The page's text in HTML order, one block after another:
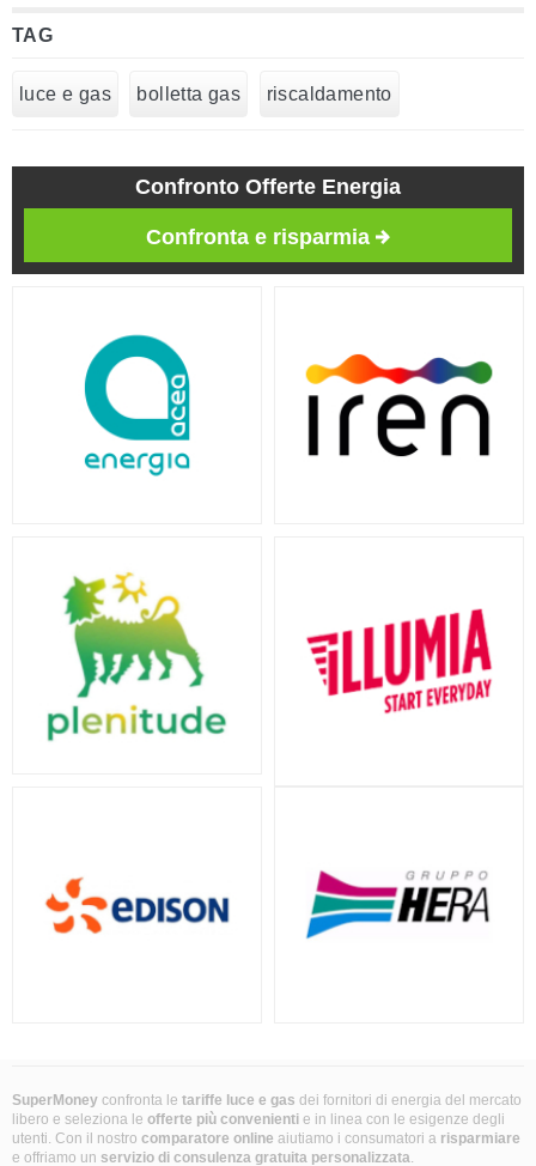
TAG
luce e gas bolletta gas riscaldamento
Confronto Offerte Energia
Confronta e risparmia
SuperMoney confronta le tariffe luce e gas dei fornitori di energia del mercato
libero e seleziona le offerte più convenienti e in linea con le esigenze degli
utenti. Con il nostro comparatore online aiutiamo i consumatori a risparmiare
e offriamo un servizio di consulenza gratuita personalizzata.